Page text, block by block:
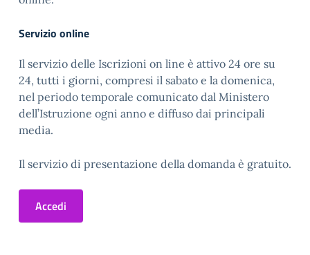
Servizio online
Il servizio delle Iscrizioni on line è attivo 24 ore su
24, tutti i giorni, compresi il sabato e la domenica,
nel periodo temporale comunicato dal Ministero
dell’Istruzione ogni anno e diffuso dai principali
media.
Il servizio di presentazione della domanda è gratuito.
Accedi